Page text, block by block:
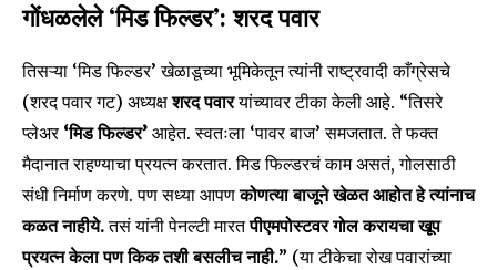
गोंधळलेले ‘मिड फिल्डर’: शरद पवार
तिसऱ्या ‘मिड फिल्डर’ खेळाडूच्या भूमिकेतून त्यांनी राष्ट्रवादी काँग्रेसचे
(शरद पवार गट) अध्यक्षशरद पवारयांच्यावर टीका केली आहे. “तिसरे
प्लेअर ‘मिड फिल्डर’ आहेत. स्वतःला ‘पावर बाज’ समजतात. ते फक्त
मैदानात राहण्याचा प्रयत्न करतात. मिड फिल्डरचं काम असतं, गोलसाठी
संधी निर्माण करणे. पण सध्या आपणकोणत्या बाजूने खेळत आहोत हे त्यांनाच
कळत नाहीये.तसं यांनी पेनल्टी मारतपीएमपोस्टवर गोल करायचा खूप
प्रयत्न केला पण किक तशी बसलीच नाही.” (या टीकेचा रोख पवारांच्या